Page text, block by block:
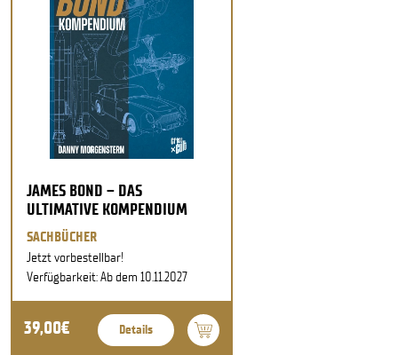
JAMES BOND – DAS
ULTIMATIVE KOMPENDIUM
SACHBÜCHER
Jetzt vorbestellbar!
Verfügbarkeit: Ab dem 10.11.2027
39,00€ Details